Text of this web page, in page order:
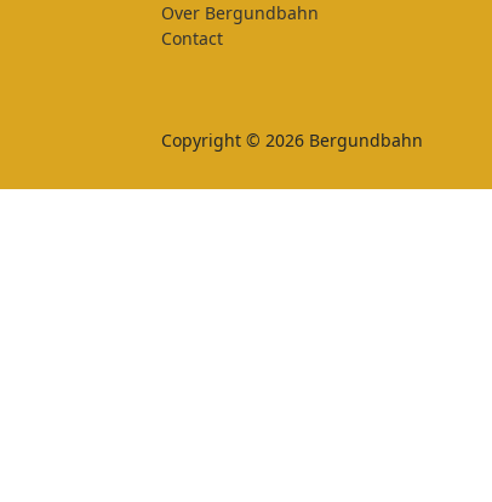
Over Bergundbahn
Contact
Copyright © 2026 Bergundbahn